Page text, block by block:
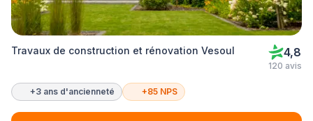
Travaux de construction et rénovation Vesoul 4,8
120 avis
+3 ans d'ancienneté +85 NPS